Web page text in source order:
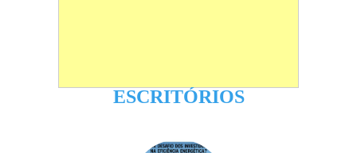
ESCRITÓRIOS